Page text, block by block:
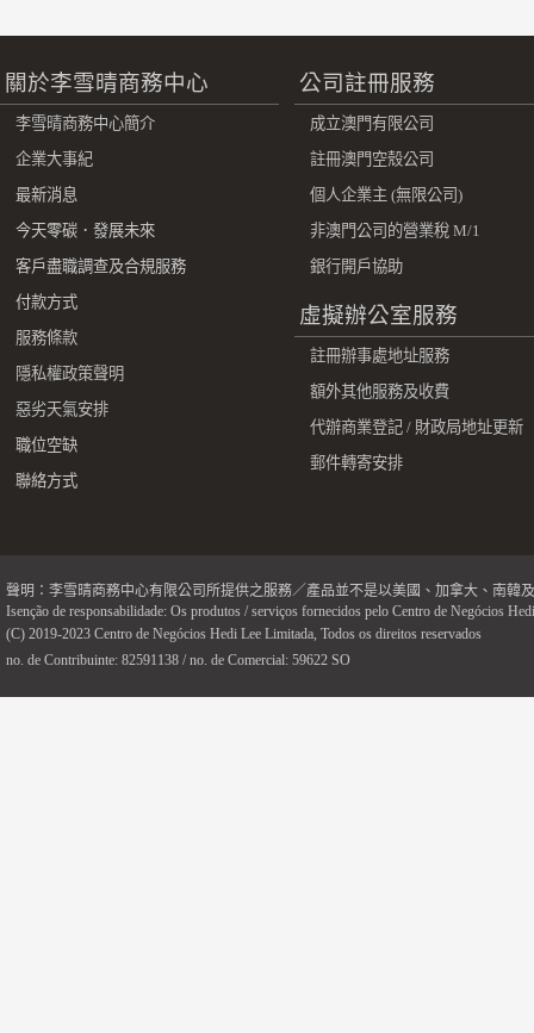
關於李雪晴商務中心
李雪晴商務中心簡介
企業大事紀
最新消息
今天零碳．發展未來
客戶盡職調查及合規服務
付款方式
服務條款
隱私權政策聲明
惡劣天氣安排
職位空缺
聯絡方式
公司註冊服務
成立澳門有限公司
註冊澳門空殼公司
個人企業主 (無限公司)
非澳門公司的營業稅 M/1
銀行開戶協助
虛擬辦公室服務
註冊辦事處地址服務
額外其他服務及收費
代辦商業登記 / 財政局地址更新
郵件轉寄安排
聲明：李雪晴商務中心有限公司所提供之服務／產品並不是以美國、加拿大、南韓
Isenção de responsabilidade: Os produtos / serviços fornecidos pelo Centro de Negócios
(C) 2019-2023 Centro de Negócios Hedi Lee Limitada, Todos os direitos reservados
no. de Contribuinte: 82591138 / no. de Comercial: 59622 SO